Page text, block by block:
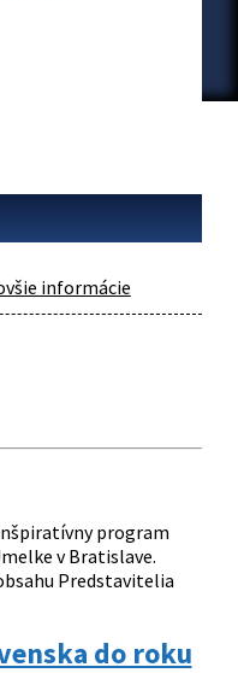
informácie
program
v Bratislave.
Predstavitelia
do roku